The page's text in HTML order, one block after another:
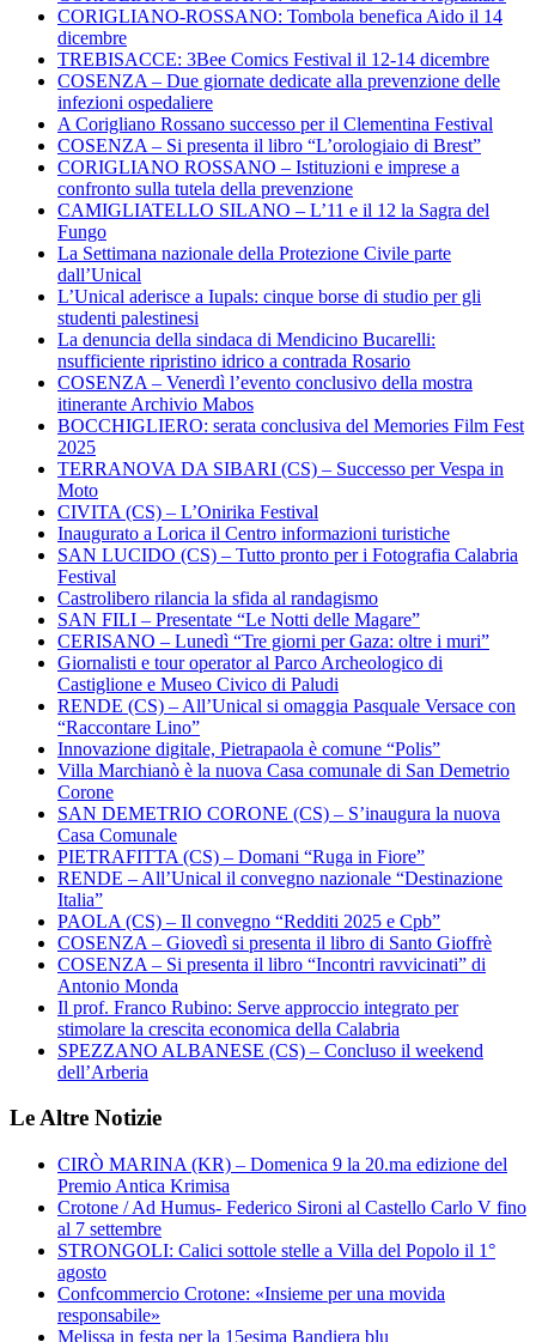
CORIGLIANO-ROSSANO: Tombola benefica Aido il 14
dicembre
TREBISACCE: 3Bee Comics Festival il 12-14 dicembre
COSENZA – Due giornate dedicate alla prevenzione delle
infezioni ospedaliere
A Corigliano Rossano successo per il Clementina Festival
COSENZA – Si presenta il libro “L’orologiaio di Brest”
CORIGLIANO ROSSANO – Istituzioni e imprese a
confronto sulla tutela della prevenzione
CAMIGLIATELLO SILANO – L’11 e il 12 la Sagra del
Fungo
La Settimana nazionale della Protezione Civile parte
dall’Unical
L’Unical aderisce a Iupals: cinque borse di studio per gli
studenti palestinesi
La denuncia della sindaca di Mendicino Bucarelli:
nsufficiente ripristino idrico a contrada Rosario
COSENZA – Venerdì l’evento conclusivo della mostra
itinerante Archivio Mabos
BOCCHIGLIERO: serata conclusiva del Memories Film Fest
2025
TERRANOVA DA SIBARI (CS) – Successo per Vespa in
Moto
CIVITA (CS) – L’Onirika Festival
Inaugurato a Lorica il Centro informazioni turistiche
SAN LUCIDO (CS) – Tutto pronto per i Fotografia Calabria
Festival
Castrolibero rilancia la sfida al randagismo
SAN FILI – Presentate “Le Notti delle Magare”
CERISANO – Lunedì “Tre giorni per Gaza: oltre i muri”
Giornalisti e tour operator al Parco Archeologico di
Castiglione e Museo Civico di Paludi
RENDE (CS) – All’Unical si omaggia Pasquale Versace con
“Raccontare Lino”
Innovazione digitale, Pietrapaola è comune “Polis”
Villa Marchianò è la nuova Casa comunale di San Demetrio
Corone
SAN DEMETRIO CORONE (CS) – S’inaugura la nuova
Casa Comunale
PIETRAFITTA (CS) – Domani “Ruga in Fiore”
RENDE – All’Unical il convegno nazionale “Destinazione
Italia”
PAOLA (CS) – Il convegno “Redditi 2025 e Cpb”
COSENZA – Giovedì si presenta il libro di Santo Gioffrè
COSENZA – Si presenta il libro “Incontri ravvicinati” di
Antonio Monda
Il prof. Franco Rubino: Serve approccio integrato per
stimolare la crescita economica della Calabria
SPEZZANO ALBANESE (CS) – Concluso il weekend
dell’Arberia
Le Altre Notizie
CIRÒ MARINA (KR) – Domenica 9 la 20.ma edizione del
Premio Antica Krimisa
Crotone / Ad Humus- Federico Sironi al Castello Carlo V fino
al 7 settembre
STRONGOLI: Calici sottole stelle a Villa del Popolo il 1°
agosto
Confcommercio Crotone: «Insieme per una movida
responsabile»
Melissa in festa per la 15esima Bandiera blu